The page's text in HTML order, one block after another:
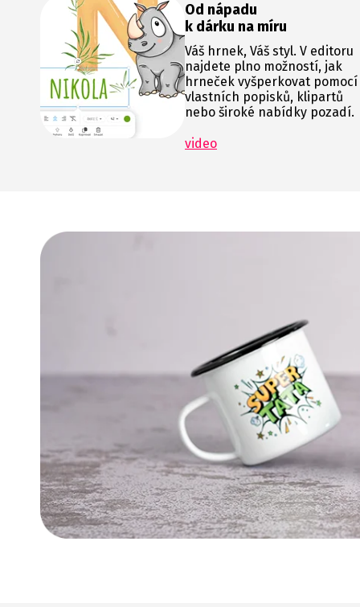
Od nápadu
k dárku na míru
Váš hrnek, Váš styl. V editoru
najdete plno možností, jak
hrneček vyšperkovat pomocí
vlastních popisků, klipartů
nebo široké nabídky pozadí.
video